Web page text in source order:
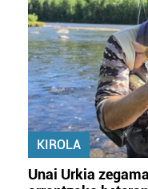
KIROLA
Unai Urkia